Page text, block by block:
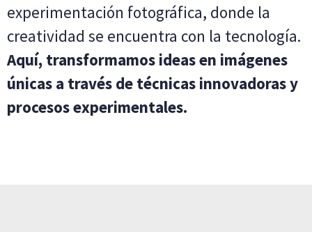
experimentación fotográfica, donde la
creatividad se encuentra con la tecnología.
Aquí, transformamos ideas en imágenes
únicas a través de técnicas innovadoras y
procesos experimentales.